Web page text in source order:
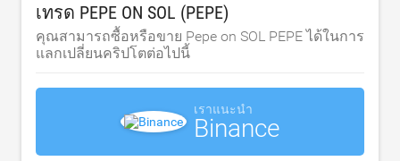
เทรด PEPE ON SOL (PEPE)
คุณสามารถซื้อหรือขาย Pepe on SOL PEPE ได้ในการ
แลกเปลี่ยนคริปโตต่อไปนี้
เราแนะนำ
Binance